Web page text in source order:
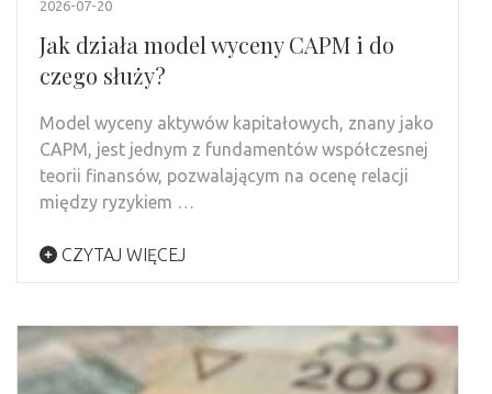
2026-07-20
Jak działa model wyceny CAPM i do
czego służy?
Model wyceny aktywów kapitałowych, znany jako
CAPM, jest jednym z fundamentów współczesnej
teorii finansów, pozwalającym na ocenę relacji
między ryzykiem …
CZYTAJ WIĘCEJ